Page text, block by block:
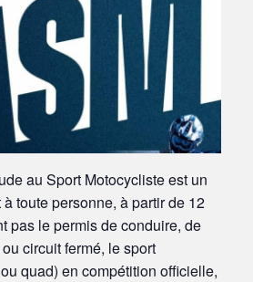
au Sport Motocycliste est un
toute personne, à partir de 12
pas le permis de conduire, de
circuit fermé, le sport
quad) en compétition officielle,